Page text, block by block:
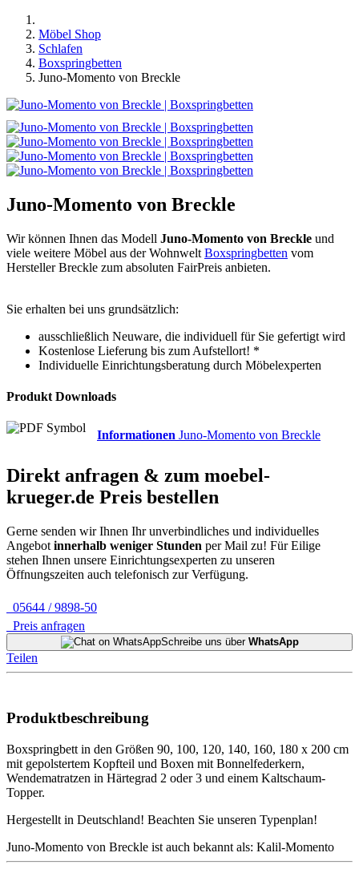
Möbel Shop
Schlafen
Boxspringbetten
Juno-Momento von Breckle
Juno-Momento von Breckle
Wir können Ihnen das Modell Juno-Momento von Breckle und
viele weitere Möbel aus der Wohnwelt Boxspringbetten vom
Hersteller Breckle zum absoluten FairPreis anbieten.
Sie erhalten bei uns grundsätzlich:
ausschließlich Neuware, die individuell für Sie gefertigt wird
Kostenlose Lieferung bis zum Aufstellort! *
Individuelle Einrichtungsberatung durch Möbelexperten
Produkt Downloads
Informationen Juno-Momento von Breckle
Direkt anfragen & zum moebel-
krueger.de Preis bestellen
Gerne senden wir Ihnen Ihr unverbindliches und individuelles
Angebot innerhalb weniger Stunden per Mail zu! Für Eilige
stehen Ihnen unsere Einrichtungsexperten zu unseren
Öffnungszeiten auch telefonisch zur Verfügung.
05644 / 9898-50
Preis anfragen
Schreibe uns über WhatsApp
Teilen
Produktbeschreibung
Boxspringbett in den Größen 90, 100, 120, 140, 160, 180 x 200 cm
mit gepolstertem Kopfteil und Boxen mit Bonnelfederkern,
Wendematratzen in Härtegrad 2 oder 3 und einem Kaltschaum-
Topper.
Hergestellt in Deutschland! Beachten Sie unseren Typenplan!
Juno-Momento von Breckle ist auch bekannt als: Kalil-Momento